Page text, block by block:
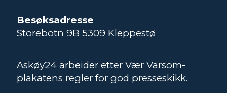
Besøksadresse
Storebotn 9B 5309 Kleppestø
Askøy24 arbeider etter Vær Varsom-
plakatens regler for god presseskikk.